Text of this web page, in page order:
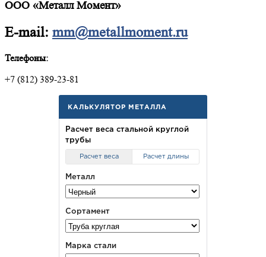
ООО «Металл Момент»
E-mail: mm@metallmoment.ru
Телефоны:
+7 (812) 389-23-81